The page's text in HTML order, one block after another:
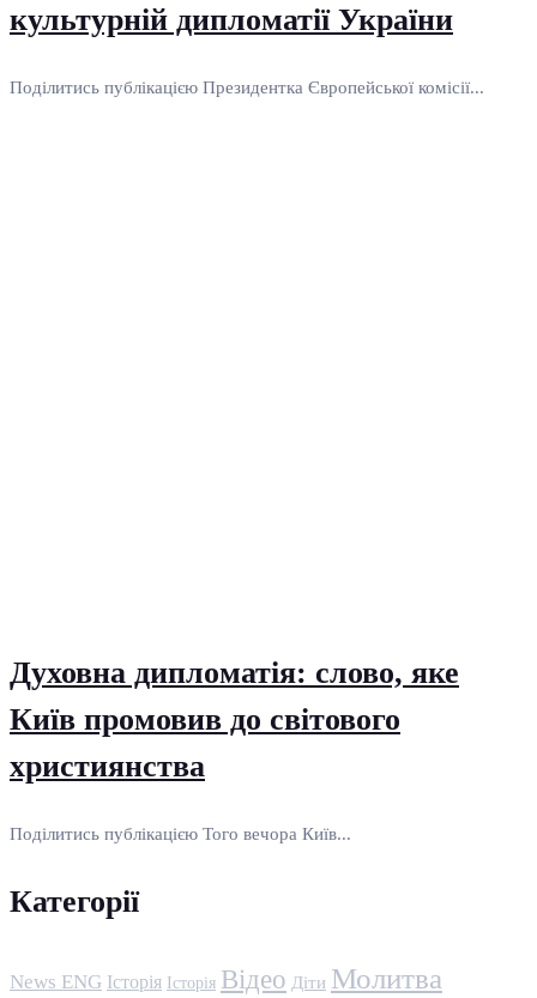
культурній дипломатії України
Поділитись публікацією Президентка Європейської комісії...
Духовна дипломатія: слово, яке
Київ промовив до світового
християнства
Поділитись публікацією Того вечора Київ...
Категорії
News ENG Історія Історія Відео Діти Молитва